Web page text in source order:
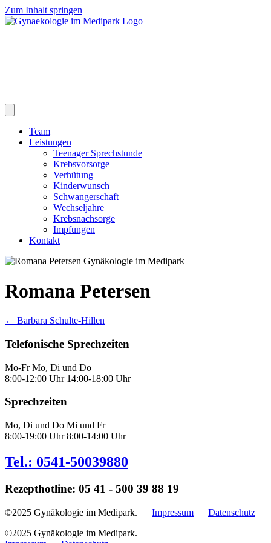
Zum Inhalt springen
Team
Leistungen
Teenager Sprechstunde
Krebsvorsorge
Verhütung
Kinderwunsch
Schwangerschaft
Wechseljahre
Krebsnachsorge
Impfungen
Kontakt
Romana Petersen
Posts
navigation
← Barbara Schulte-Hillen
Telefonische Sprechzeiten
Mo-Fr Mo, Di und Do
8:00-12:00 Uhr 14:00-18:00 Uhr
Sprechzeiten
Mo, Di und Do Mi und Fr
8:00-19:00 Uhr 8:00-14:00 Uhr
Tel.: 0541-50039880
Rezepthotline: 05 41 - 500 39 88 19
©2025 Gynäkologie im Medipark. Impressum
Datenschutz
©2025 Gynäkologie im Medipark.